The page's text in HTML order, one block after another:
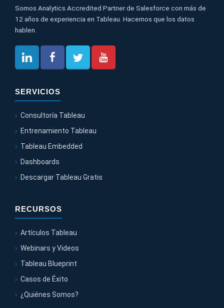
Somos Analytics Accredited Partner de Salesforce con más de
12 años de experiencia en Tableau. Hacemos que los datos
hablen.
SERVICIOS
Consultoría Tableau
Entrenamiento Tableau
Tableau Embedded
Dashboards
Descargar Tableau Gratis
RECURSOS
Artículos Tableau
Webinars y Videos
Tableau Blueprint
Casos de Éxito
¿Quiénes Somos?